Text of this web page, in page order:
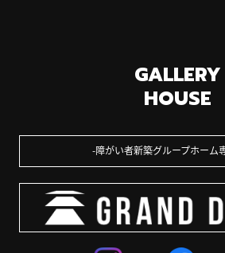
GALLERY
HOUSE
障がい者新築グループホーム